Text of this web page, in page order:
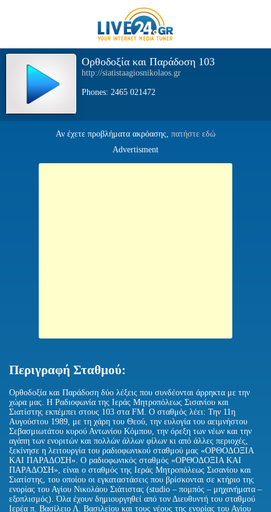
Ορθοδοξία και Παράδοση 103
http://siatistaagiosnikolaos.gr
Phones: 2465 021472
Αν έχετε προβλήματα ακρόασης, πατήστε εδώ
Advertisment
Περιγραφή Σταθμού:
Ορθοδοξία και Παράδοση δύο λέξεις που συνδέονται άρρηκτα με την
χώρα μας. Η Ραδιοφωνία της Ιεράς Μητροπόλεως Σισανίου και
Σιατίστης εκπέμπει στους 103 στα FM. Ο σταθμός λέει: Την 11η
Αυγούστου 1989, με τη χάρη του Θεού, την ευλογία του αειμνήστου
Σεβασμιωτάτου κυρού Αντωνίου Κόμπου, την όρεξη των νέων και την
αγάπη των ενοριτών και πολλών άλλων φίλων κι από άλλες περιοχές,
ξεκίνησε η λειτουργία του ραδιοφωνικού σταθμού μας «ΟΡΘΟΔΟΞΙΑ
ΚΑΙ ΠΑΡΑΔΟΣΗ». Ο ραδιοφωνικός σταθμός «ΟΡΘΟΔΟΞΙΑ ΚΑΙ
ΠΑΡΑΔΟΣΗ», είναι ο σταθμός της Ιεράς Μητροπόλεως Σισανίου και
Σιατίστης, του οποίου οι εγκαταστάσεις που βρίσκονται σε κτήριο της
ενορίας του Αγίου Νικολάου Σιάτιστας (studio – πομπός – μηχανήματα –
εξοπλισμός). Όλα έχουν δημιουργηθεί από τον Διευθυντή του σταθμού
Ιερέα π. Βασίλειο Λ. Βασιλείου και τους νέους της ενορίας του Αγίου